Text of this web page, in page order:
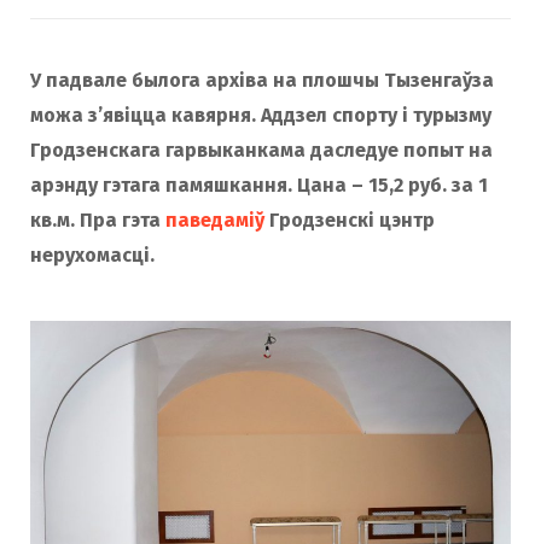
У падвале былога архіва на плошчы Тызенгаўза
можа з’явіцца кавярня. Аддзел спорту і турызму
Гродзенскага гарвыканкама даследуе попыт на
арэнду гэтага памяшкання. Цана – 15,2 руб. за 1
кв.м. Пра гэта паведаміўГродзенскі цэнтр
нерухомасці.